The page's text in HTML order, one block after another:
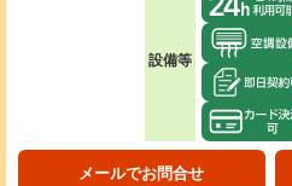
設備等
メールでお問合せ